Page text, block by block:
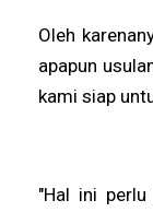
Oleh
apapun
kami siap
"Hal ini perlu